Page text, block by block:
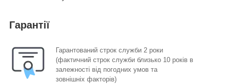
Гарантії
Гарантований строк служби 2 роки
(фактичний строк служби близько 10 років в
залежності від погодних умов та
зовнішніх факторів)